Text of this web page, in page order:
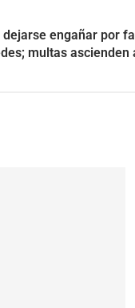
dejarse engañar por
multas ascienden